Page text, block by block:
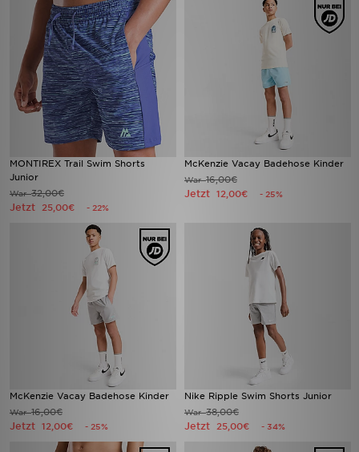
MONTIREX Trail Swim Shorts
Junior
War32,00€
Jetzt 25,00€ - 22%
McKenzie Vacay Badehose Kinder
War16,00€
Jetzt 12,00€ - 25%
McKenzie Vacay Badehose Kinder
War16,00€
Jetzt 12,00€ - 25%
Nike Ripple Swim Shorts Junior
War38,00€
Jetzt 25,00€ - 34%